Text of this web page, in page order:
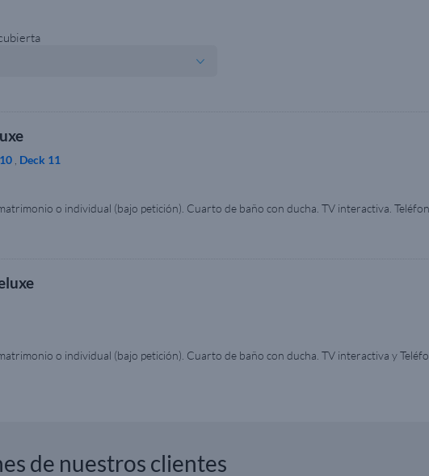
Deck 11
o individual (bajo petición). Cuarto de baño con ducha. TV interactiva.
variar respecto a las imágenes. La imagen se muestra únicamente con fines ilustrativos.
o individual (bajo petición). Cuarto de baño con ducha. TV interactiva y
pueden variar respecto a las imágenes. La imagen se muestra únicamente con fines
de nuestros clientes